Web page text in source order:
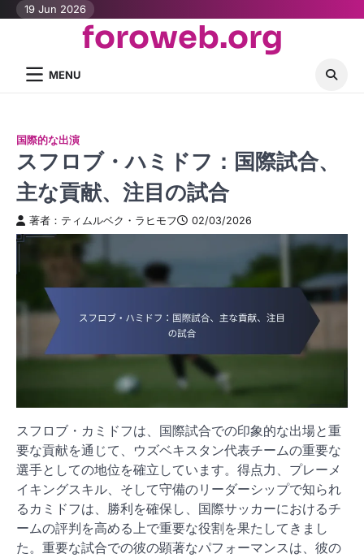
Skip19 Jun 2026
foroweb.org
MENU
国際的な出演
スフロブ・ハミドフ：国際試合、
主な貢献、注目の試合
著者：ティムルベク・ラヒモフ 02/03/2026
スフロブ・カミドフは、国際試合での印象的な出場と重
要な貢献を通じて、ウズベキスタン代表チームの重要な
選手としての地位を確立しています。得点力、プレーメ
イキングスキル、そして守備のリーダーシップで知られ
るカミドフは、勝利を確保し、国際サッカーにおけるチ
ームの評判を高める上で重要な役割を果たしてきまし
た。重要な試合での彼の顕著なパフォーマンスは、彼の